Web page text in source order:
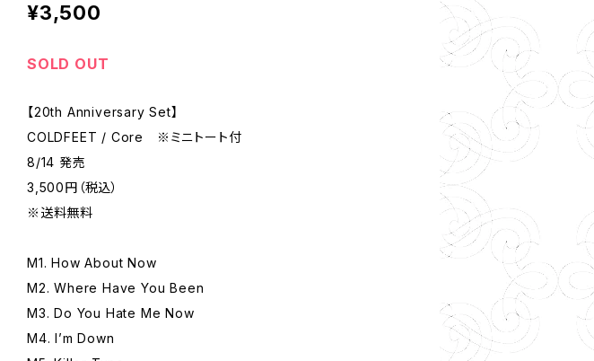
¥3,500
SOLD OUT
【20th Anniversary Set】
COLDFEET / Core ※ミニトート付
8/14 発売
3,500円（税込）
※送料無料
M1. How About Now
M2. Where Have You Been
M3. Do You Hate Me Now
M4. I’m Down